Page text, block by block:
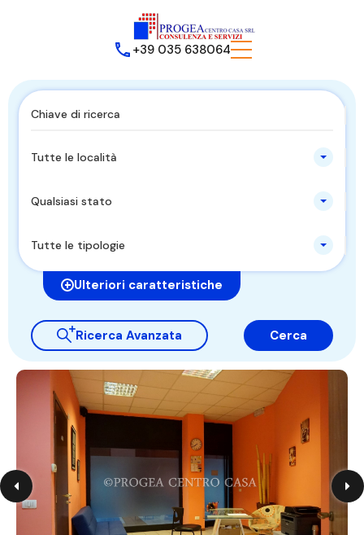
+39 035 638064
Tutte le località
Qualsiasi stato
Tutte le tipologie
Ulteriori caratteristiche
Ricerca Avanzata Cerca